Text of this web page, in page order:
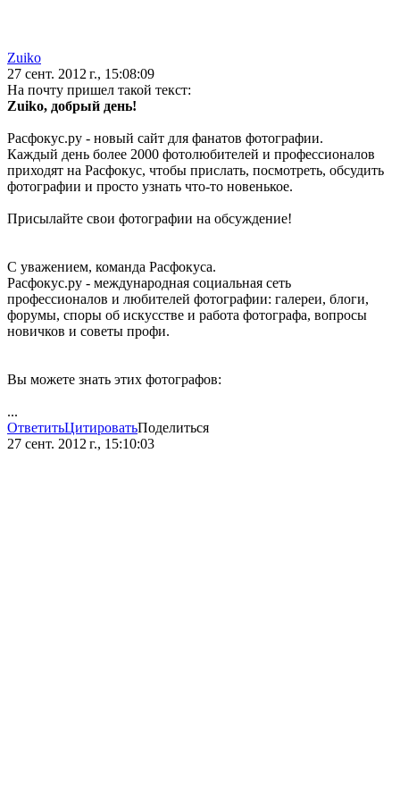
Zuiko
27 сент. 2012 г., 15:08:09
На почту пришел такой текст:
Zuiko, добрый день!
Расфокус.ру - новый сайт для фанатов фотографии.
Каждый день более 2000 фотолюбителей и профессионалов
приходят на Расфокус, чтобы прислать, посмотреть, обсудить
фотографии и просто узнать что-то новенькое.
Присылайте свои фотографии на обсуждение!
С уважением, команда Расфокуса.
Расфокус.ру - международная социальная сеть
профессионалов и любителей фотографии: галереи, блоги,
форумы, споры об искусстве и работа фотографа, вопросы
новичков и советы профи.
Вы можете знать этих фотографов:
...
ОтветитьЦитироватьПоделиться
27 сент. 2012 г., 15:10:03